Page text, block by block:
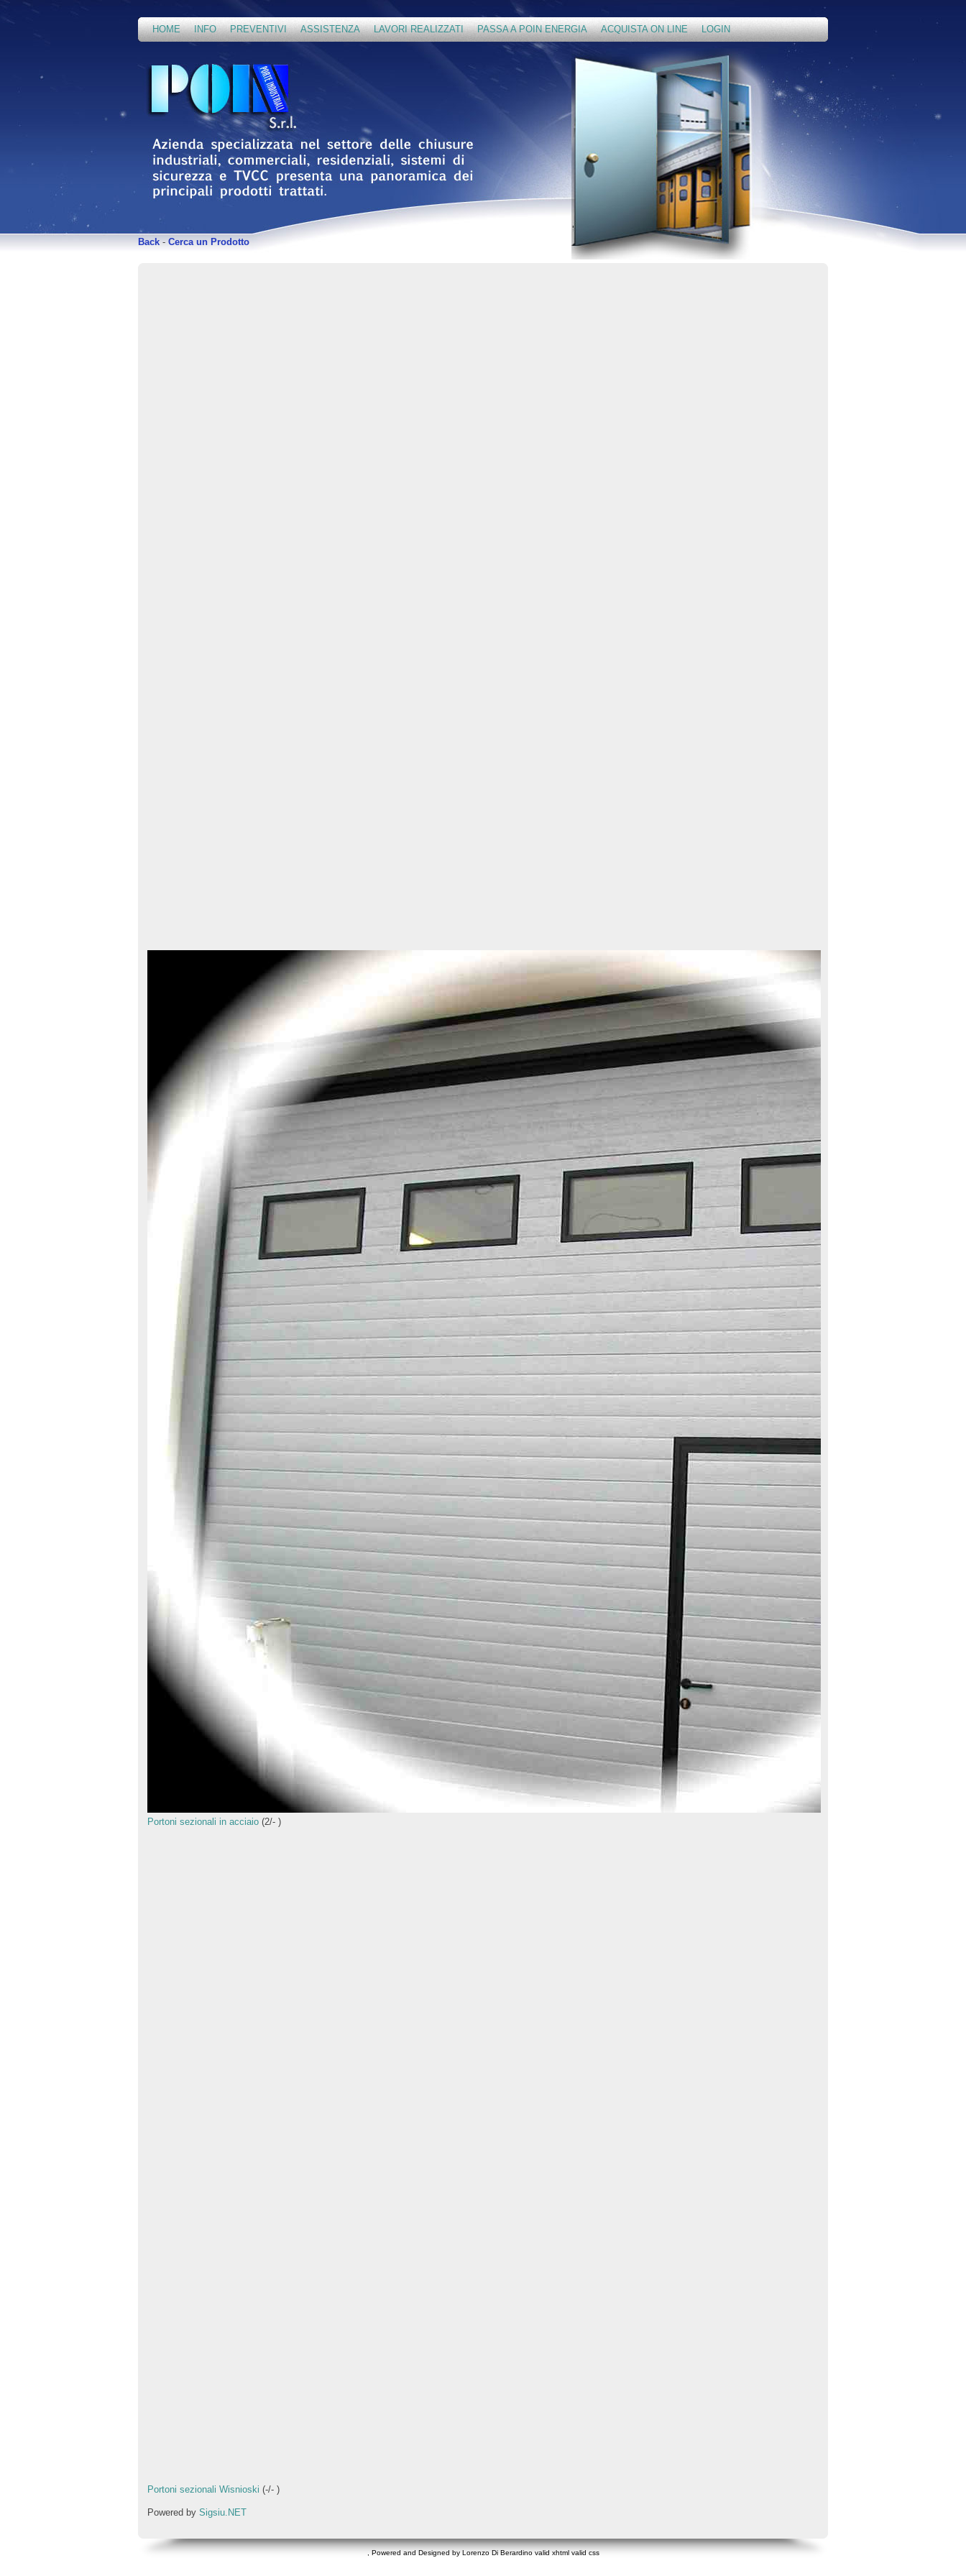
HOME INFO PREVENTIVI ASSISTENZA LAVORI REALIZZATI PASSA A POIN ENERGIA ACQUISTA ON LINE LOGIN
Back - Cerca un Prodotto
Portoni sezionali in acciaio (2/- )
Portoni sezionali Wisnioski (-/- )
Powered by Sigsiu.NET
, Powered and Designed by Lorenzo Di Berardino valid xhtml valid css